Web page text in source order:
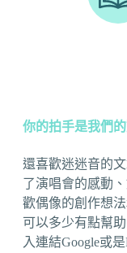
你的拍手是我們
還喜歡迷迷音的
了演唱會的感動
歡偶像的創作想
可以多少有點幫
入連結Google或